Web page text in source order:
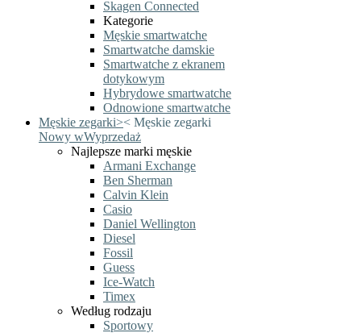
Skagen Connected
Kategorie
Męskie smartwatche
Smartwatche damskie
Smartwatche z ekranem
dotykowym
Hybrydowe smartwatche
Odnowione smartwatche
Męskie zegarki>< Męskie zegarki
Nowy wWyprzedaż
Najlepsze marki męskie
Armani Exchange
Ben Sherman
Calvin Klein
Casio
Daniel Wellington
Diesel
Fossil
Guess
Ice-Watch
Timex
Według rodzaju
Sportowy